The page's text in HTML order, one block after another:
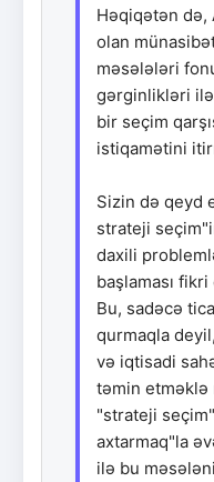
Həqiqətən də,
olan
məsələləri
gərginlikləri
bir seçim
istiqamətini
Sizin də qeyd
strateji
daxili
başlaması
Bu, sadəcə
qurmaqla
və iqtisadi
təmin etməklə
"strateji
axtarmaq"la
ilə bu